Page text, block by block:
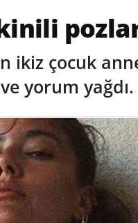
ikiz çocuk
yorum yağdı.